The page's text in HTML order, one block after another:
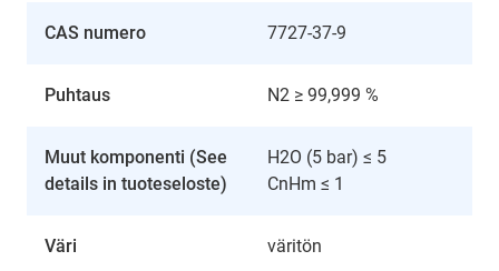
CAS numero 7727-37-9
Puhtaus N2 ≥ 99,999 %
Muut komponenti (See
details in tuoteseloste)
H2O (5 bar) ≤ 5
CnHm ≤ 1
Väri väritön